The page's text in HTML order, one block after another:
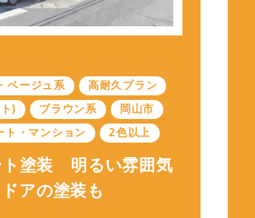
ベージュ系
高耐久プラン
)
ブラウン系
岡山市
ト・マンション 2色以上
塗装 明るい雰囲気
アの塗装も